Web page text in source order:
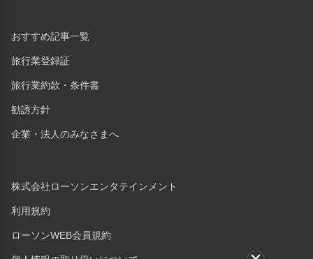
おすすめ記事一覧
旅行業登録証
旅行業約款・条件書
勧誘方針
企業・法人のみなさまへ
株式会社ローソンエンタテインメント
利用規約
ローソンWEB会員規約